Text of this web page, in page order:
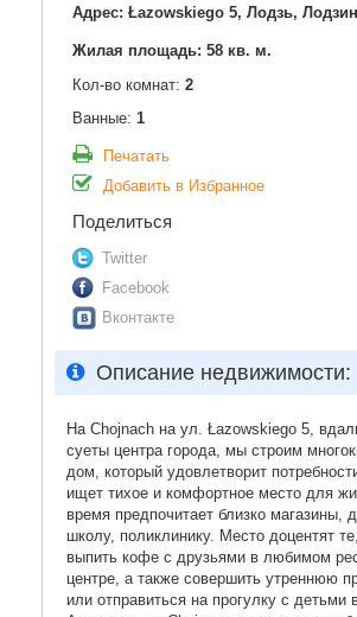
Адрес: Łazowskiego 5, Лодзь,
Жилая площадь: 58 кв. м.
Кол-во комнат: 2
Ванные: 1
Печатать
Добавить в Избранное
Поделиться
Twitter
Facebook
Вконтакте
Описание недвижимости:
На Chojnach на ул. Łazowskiego 5,
суеты центра города, мы строим
дом, который удовлетворит
ищет тихое и комфортное место для
время предпочитает близко магазины,
школу, поликлинику. Место доцентят
выпить кофе с друзьями в любимом
центре, а также совершить утреннюю
или отправиться на прогулку с детьми